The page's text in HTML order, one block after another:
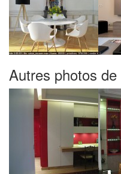
Autres photos de